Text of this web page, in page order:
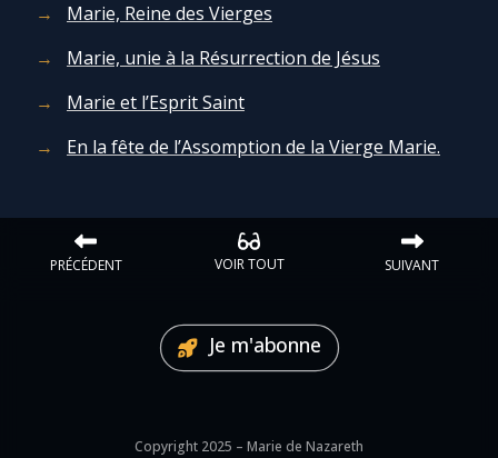
Marie qui défait les nœuds
Mes intentions de prière
Une Minute avec Marie
Une neuvaine
Marie, Reine des Vierges
Marie, unie à la Résurrection de Jésus
Marie et l’Esprit Saint
En la fête de l’Assomption de la Vierge Marie.
PRÉCÉDENT VOIR TOUT SUIVANT
Je m'abonne
Copyright 2025 – Marie de Nazareth